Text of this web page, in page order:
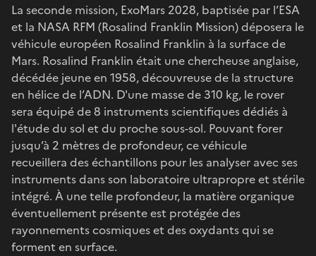
La seconde mission, ExoMars 2028, baptisée par l’ESA
et la NASA RFM (Rosalind Franklin Mission) déposera le
véhicule européen Rosalind Franklin à la surface de
Mars. Rosalind Franklin était une chercheuse anglaise,
décédée jeune en 1958, découvreuse de la structure
en hélice de l’ADN. D'une masse de 310 kg, le rover
sera équipé de 8 instruments scientifiques dédiés à
l'étude du sol et du proche sous-sol. Pouvant forer
jusqu’à 2 mètres de profondeur, ce véhicule
recueillera des échantillons pour les analyser avec ses
instruments dans son laboratoire ultrapropre et stérile
intégré. À une telle profondeur, la matière organique
éventuellement présente est protégée des
rayonnements cosmiques et des oxydants qui se
forment en surface.